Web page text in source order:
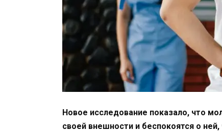
Новое исследование показало, что
своей внешности и беспокоятся о